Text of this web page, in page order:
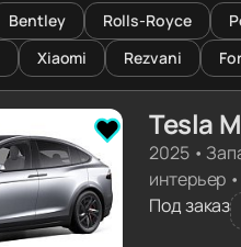
Bentley Rolls-Royce
Xiaomi Rezvani
Tesla
2025•
интерьер
Под заказ